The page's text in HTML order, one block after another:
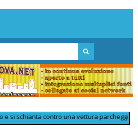
contro una vettura parcheggiata: